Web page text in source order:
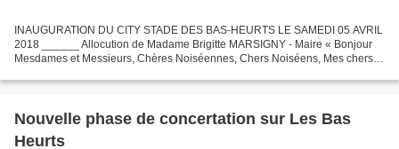
INAUGURATION DU CITY STADE DES BAS-HEURTS LE SAMEDI 05 AVRIL
2018 ______ Allocution de Madame Brigitte MARSIGNY - Maire « Bonjour
Mesdames et Messieurs, Chères Noiséennes, Chers Noiséens, Mes chers
Nouvelle phase de concertation sur Les Bas
Heurts